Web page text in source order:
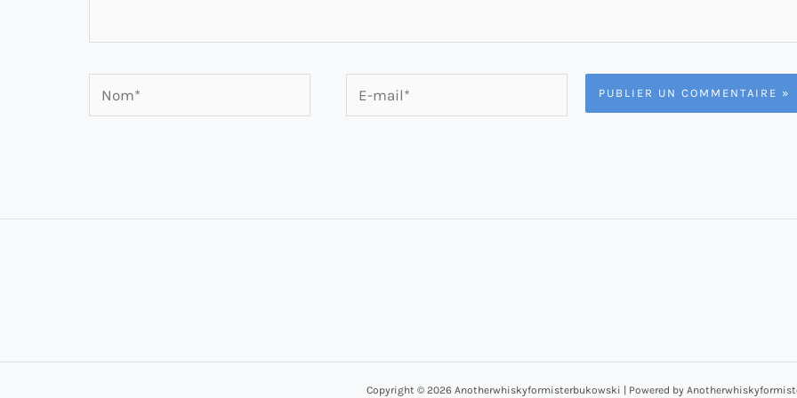
Nom*
mail*
Copyright © 2026 Anotherwhiskyformisterbukowski | Powered by